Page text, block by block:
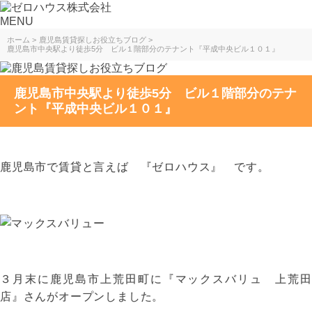
MENU
ホーム
鹿児島賃貸探しお役立ちブログ
鹿児島市中央駅より徒歩5分 ビル１階部分のテナント『平成中央ビル１０１』
鹿児島市中央駅より徒歩5分 ビル１階部分のテナ
ント『平成中央ビル１０１』
鹿児島市で賃貸と言えば 『ゼロハウス』 です。
３月末に鹿児島市上荒田町に『マックスバリュ 上荒田
店』さんがオープンしました。